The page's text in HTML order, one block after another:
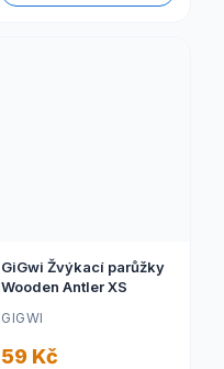
GiGwi Žvýkací parůžky
Wooden Antler XS
GIGWI
59 Kč